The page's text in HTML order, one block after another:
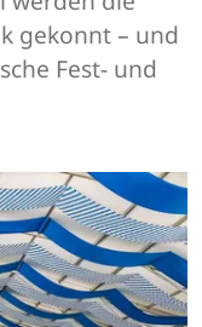
gekonnt – und
Fest- und